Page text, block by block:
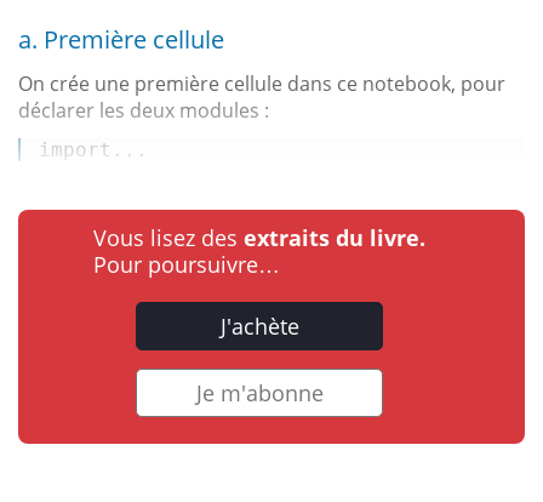
a. Première cellule
On crée une première cellule dans ce notebook, pour
déclarer les deux modules :
import ...
Vous lisez des extraits du livre.
Pour poursuivre…
J'achète
Je m'abonne